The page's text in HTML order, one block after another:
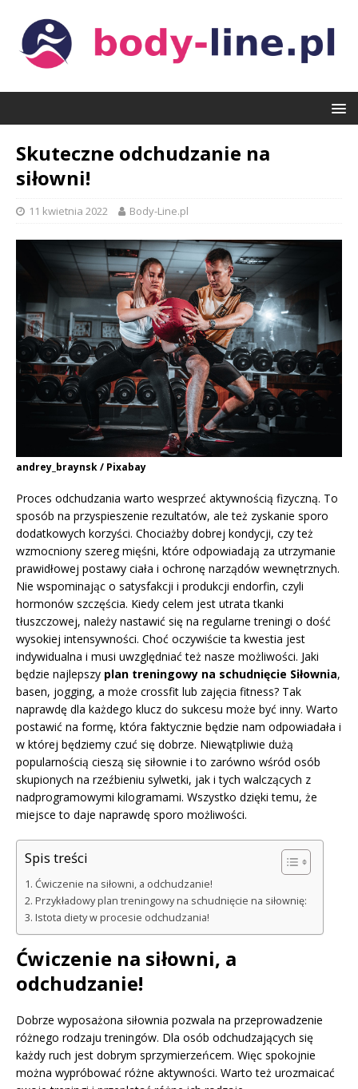
Skuteczne odchudzanie na
siłowni!
11 kwietnia 2022 Body-Line.pl
andrey_braynsk / Pixabay
Proces odchudzania warto wesprzeć aktywnością fizyczną. To
sposób na przyspieszenie rezultatów, ale też zyskanie sporo
dodatkowych korzyści. Chociażby dobrej kondycji, czy też
wzmocniony szereg mięśni, które odpowiadają za utrzymanie
prawidłowej postawy ciała i ochronę narządów wewnętrznych.
Nie wspominając o satysfakcji i produkcji endorfin, czyli
hormonów szczęścia. Kiedy celem jest utrata tkanki
tłuszczowej, należy nastawić się na regularne treningi o dość
wysokiej intensywności. Choć oczywiście ta kwestia jest
indywidualna i musi uwzględniać też nasze możliwości. Jaki
będzie najlepszy plan treningowy na schudnięcie Siłownia,
basen, jogging, a może crossfit lub zajęcia fitness? Tak
naprawdę dla każdego klucz do sukcesu może być inny. Warto
postawić na formę, która faktycznie będzie nam odpowiadała i
w której będziemy czuć się dobrze. Niewątpliwie dużą
popularnością cieszą się siłownie i to zarówno wśród osób
skupionych na rzeźbieniu sylwetki, jak i tych walczących z
nadprogramowymi kilogramami. Wszystko dzięki temu, że
miejsce to daje naprawdę sporo możliwości.
Spis treści
Ćwiczenie na siłowni, a odchudzanie!
Przykładowy plan treningowy na schudnięcie na siłownię:
Istota diety w procesie odchudzania!
Ćwiczenie na siłowni, a
odchudzanie!
Dobrze wyposażona siłownia pozwala na przeprowadzenie
różnego rodzaju treningów. Dla osób odchudzających się
każdy ruch jest dobrym sprzymierzeńcem. Więc spokojnie
można wypróbować różne aktywności. Warto też urozmaicać